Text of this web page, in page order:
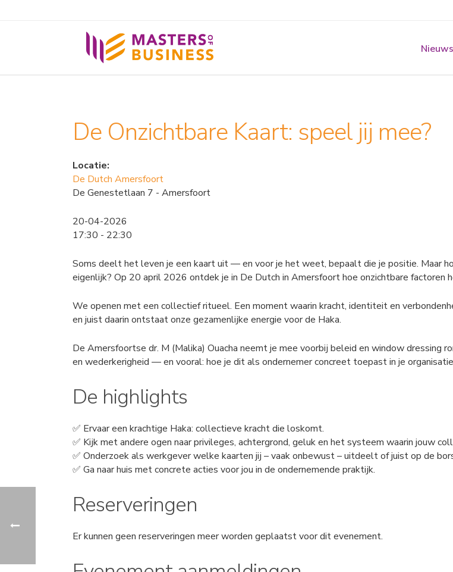
Nieuws
De Onzichtbare Kaart: speel jij mee?
Locatie:
De Dutch Amersfoort
De Genestetlaan 7 - Amersfoort
20-04-2026
17:30 - 22:30
Soms deelt het leven je een kaart uit — en voor je het weet, bepaalt die je positie. Maar
eigenlijk? Op 20 april 2026 ontdek je in De Dutch in Amersfoort hoe onzichtbare
We openen met een collectief ritueel. Een moment waarin kracht, identiteit en
en juist daarin ontstaat onze gezamenlijke energie voor de Haka.
De Amersfoortse dr. M (Malika) Ouacha neemt je mee voorbij beleid en window dressing
en wederkerigheid — en vooral: hoe je dit als ondernemer concreet toepast in je
De highlights
✅ Ervaar een krachtige Haka: collectieve kracht die loskomt.
✅ Kijk met andere ogen naar privileges, achtergrond, geluk en het systeem waarin jouw
✅ Onderzoek als werkgever welke kaarten jij – vaak onbewust – uitdeelt of juist op de
✅ Ga naar huis met concrete acties voor jou in de ondernemende praktijk.
Reserveringen
Er kunnen geen reserveringen meer worden geplaatst voor dit evenement.